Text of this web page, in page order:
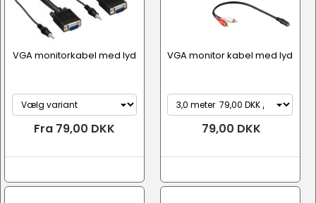
VGA monitorkabel med lyd
Fra 79,00 DKK
VGA monitor kabel med lyd
79,00 DKK